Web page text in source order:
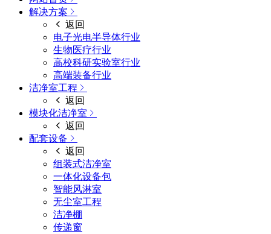
解决方案
返回
电子光电半导体行业
生物医疗行业
高校科研实验室行业
高端装备行业
洁净室工程
返回
模块化洁净室
返回
配套设备
返回
组装式洁净室
一体化设备包
智能风淋室
无尘室工程
洁净棚
传递窗